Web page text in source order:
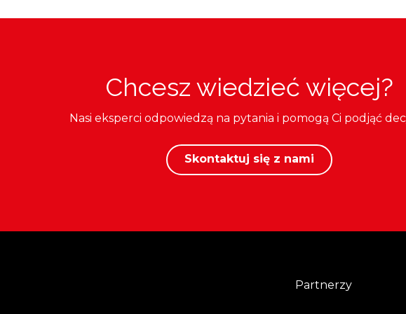
Chcesz wiedzieć więcej?
Nasi eksperci odpowiedzą na pytania i pomogą Ci podjąć
Skontaktuj się z nami
Partnerzy